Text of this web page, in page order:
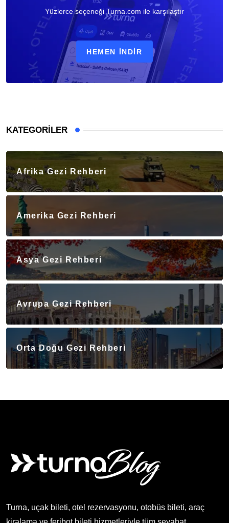
Yüzlerce seçeneği Turna.com ile karşılaştır
HEMEN İNDIR
KATEGORILER
Afrika Gezi Rehberi
Amerika Gezi Rehberi
Asya Gezi Rehberi
Avrupa Gezi Rehberi
Orta Doğu Gezi Rehberi
Turna, uçak bileti, otel rezervasyonu, otobüs bileti, araç